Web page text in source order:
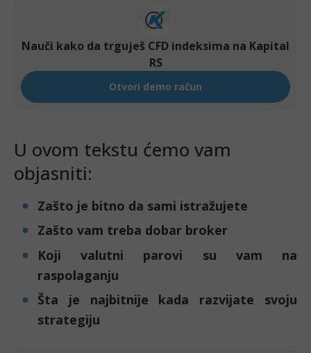
U ovom tekstu ćemo vam
objasniti:
Zašto je bitno da sami istražujete
Zašto vam treba dobar broker
Koji valutni parovi su vam na
raspolaganju
Šta je najbitnije kada razvijate svoju
strategiju